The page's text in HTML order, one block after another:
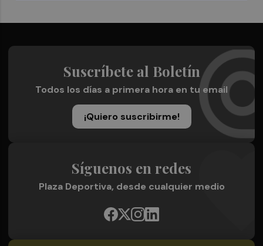
Suscríbete al Boletín
Todos los días a primera hora en tu email
¡Quiero suscribirme!
Síguenos en redes
Plaza Deportiva, desde cualquier medio